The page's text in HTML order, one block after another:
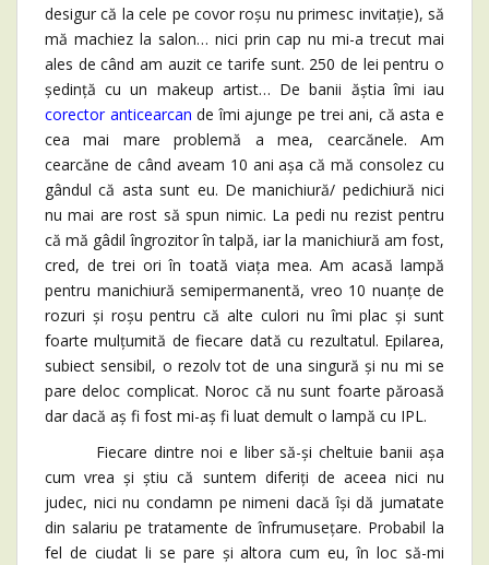
desigur că la cele pe covor roșu nu primesc invitație), să
mă machiez la salon… nici prin cap nu mi-a trecut mai
ales de când am auzit ce tarife sunt. 250 de lei pentru o
ședință cu un makeup artist… De banii ăștia îmi iau
corector anticearcan de îmi ajunge pe trei ani, că asta e
cea mai mare problemă a mea, cearcănele. Am
cearcăne de când aveam 10 ani așa că mă consolez cu
gândul că asta sunt eu. De manichiură/ pedichiură nici
nu mai are rost să spun nimic. La pedi nu rezist pentru
că mă gâdil îngrozitor în talpă, iar la manichiură am fost,
cred, de trei ori în toată viața mea. Am acasă lampă
pentru manichiură semipermanentă, vreo 10 nuanțe de
rozuri și roșu pentru că alte culori nu îmi plac și sunt
foarte mulțumită de fiecare dată cu rezultatul. Epilarea,
subiect sensibil, o rezolv tot de una singură și nu mi se
pare deloc complicat. Noroc că nu sunt foarte păroasă
dar dacă aș fi fost mi-aș fi luat demult o lampă cu IPL.
Fiecare dintre noi e liber să-și cheltuie banii așa
cum vrea și știu că suntem diferiți de aceea nici nu
judec, nici nu condamn pe nimeni dacă își dă jumatate
din salariu pe tratamente de înfrumusețare. Probabil la
fel de ciudat li se pare și altora cum eu, în loc să-mi